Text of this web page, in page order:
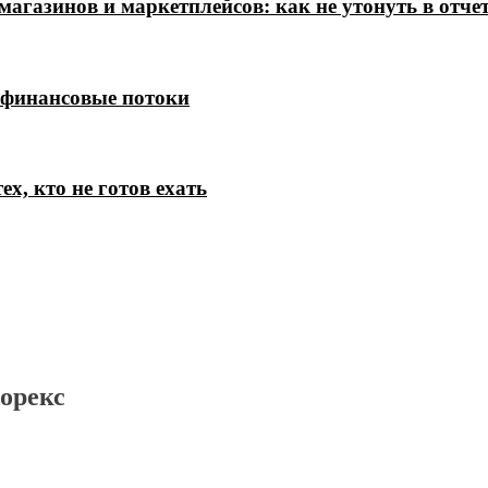
и маркетплейсов: как не утонуть в
потоки
кто не готов ехать